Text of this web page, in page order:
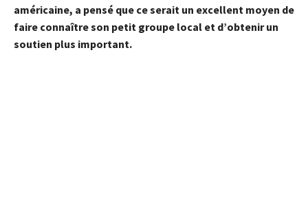
américaine, a pensé que ce serait un excellent moyen de
faire connaître son petit groupe local et d’obtenir un
soutien plus important.